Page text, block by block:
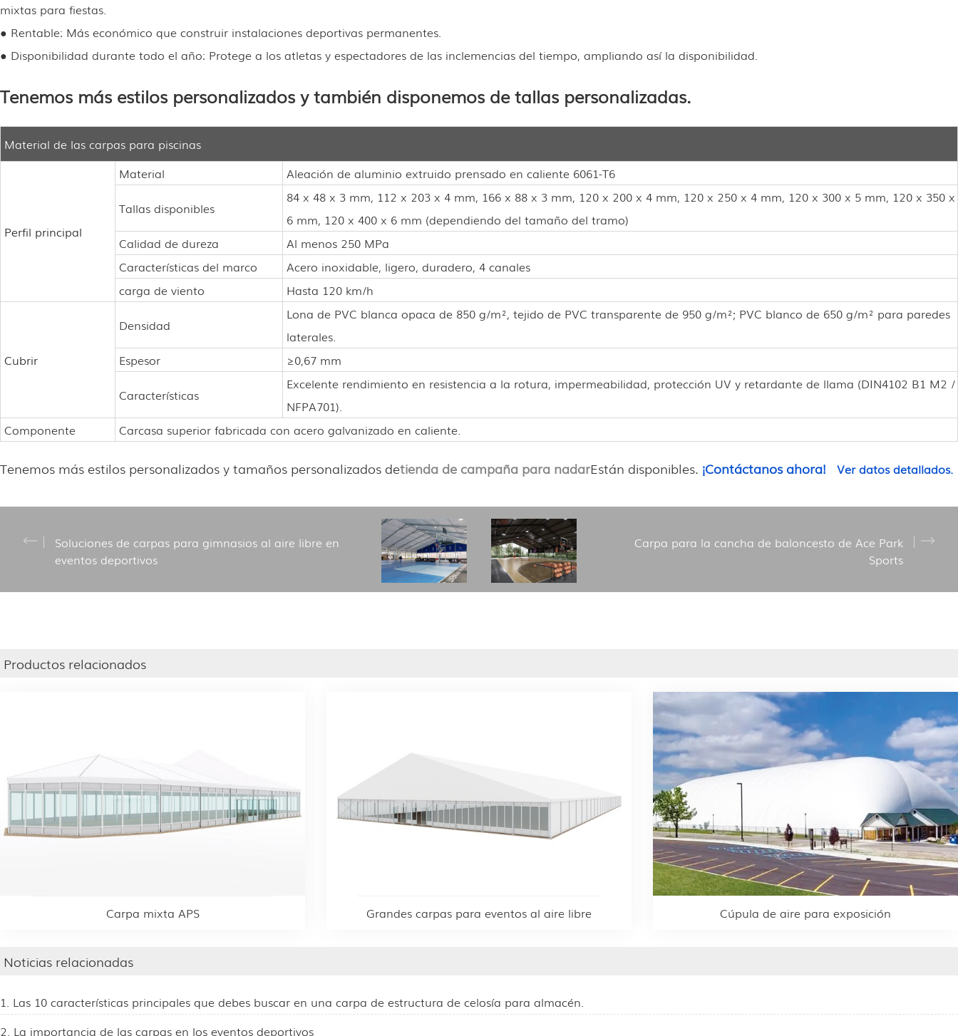
mixtas para fiestas.
● Rentable: Más económico que construir instalaciones deportivas permanentes.
● Disponibilidad durante todo el año: Protege a los atletas y espectadores de las inclemencias del tiempo, ampliando así la disponibilidad.
Tenemos más estilos personalizados y también disponemos de tallas personalizadas.
Material de las carpas para piscinas
Perfil principal
Material Aleación de aluminio extruido prensado en caliente 6061-T6
Tallas disponibles
84 x 48 x 3 mm, 112 x 203 x 4 mm, 166 x 88 x 3 mm, 120 x 200 x 4 mm, 120 x 250 x 4 mm, 120 x 300 x 5 mm, 120 x 350 x
6 mm, 120 x 400 x 6 mm (dependiendo del tamaño del tramo)
Calidad de dureza
Al menos 250 MPa
Características del marco
Acero inoxidable, ligero, duradero, 4 canales
carga de viento
Hasta 120 km/h
Cubrir
Densidad
Lona de PVC blanca opaca de 850 g/m², tejido de PVC transparente de 950 g/m²; PVC blanco de 650 g/m² para paredes
laterales.
Espesor
≥0,67 mm
Características
Excelente rendimiento en resistencia a la rotura, impermeabilidad, protección UV y retardante de llama (DIN4102 B1 M2 /
NFPA701).
Componente
Carcasa superior fabricada con acero galvanizado en caliente.
Tenemos más estilos personalizados y tamaños personalizados detienda de campaña para nadarEstán disponibles. ¡Contáctanos ahora! Ver datos detallados.
Soluciones de carpas para gimnasios al aire libre en
eventos deportivos
Carpa para la cancha de baloncesto de Ace Park
Sports
Productos relacionados
Carpa mixta APS Grandes carpas para eventos al aire libre Cúpula de aire para exposición
Noticias relacionadas
1. Las 10 características principales que debes buscar en una carpa de estructura de celosía para almacén.
2. La importancia de las carpas en los eventos deportivos